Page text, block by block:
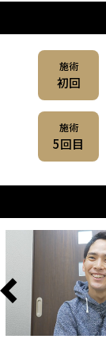
施術
初回
施術
5回目